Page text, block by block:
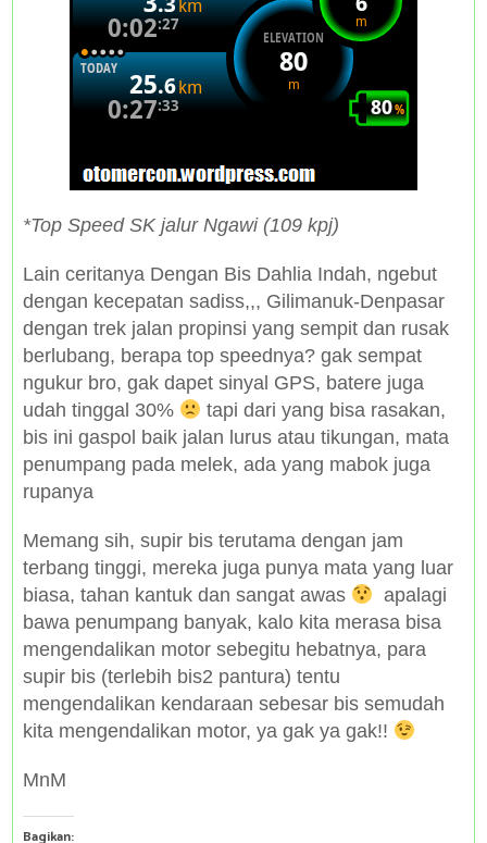
*Top Speed SK jalur Ngawi (109 kpj)
Lain ceritanya Dengan Bis Dahlia Indah, ngebut
dengan kecepatan sadiss,,, Gilimanuk-Denpasar
dengan trek jalan propinsi yang sempit dan rusak
berlubang, berapa top speednya? gak sempat
ngukur bro, gak dapet sinyal GPS, batere juga
udah tinggal 30%
tapi dari yang bisa rasakan,
bis ini gaspol baik jalan lurus atau tikungan, mata
penumpang pada melek, ada yang mabok juga
rupanya
Memang sih, supir bis terutama dengan jam
terbang tinggi, mereka juga punya mata yang luar
biasa, tahan kantuk dan sangat awas
apalagi
bawa penumpang banyak, kalo kita merasa bisa
mengendalikan motor sebegitu hebatnya, para
supir bis (terlebih bis2 pantura) tentu
mengendalikan kendaraan sebesar bis semudah
kita mengendalikan motor, ya gak ya gak!!
MnM
Bagikan: